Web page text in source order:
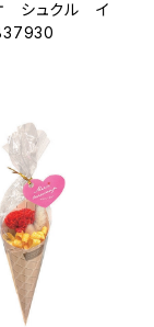
シュクル イ